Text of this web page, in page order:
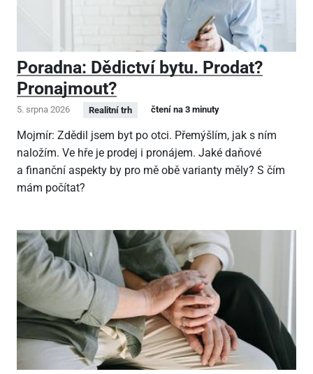
Poradna: Dědictví bytu. Prodat?
Pronajmout?
5. srpna 2026 Realitní trh čtení na 3 minuty
Mojmír: Zdědil jsem byt po otci. Přemýšlím, jak s ním
naložím. Ve hře je prodej i pronájem. Jaké daňové
a finanční aspekty by pro mě obě varianty měly? S čím
mám počítat?